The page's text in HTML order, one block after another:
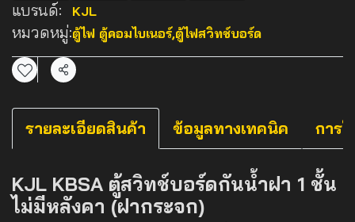
แบรนด์: KJL
หมวดหมู่:ตู้ไฟ ตู้คอมไบเนอร์,ตู้ไฟสวิทช์บอร์ด
แชร์
รายละเอียดสินค้า ข้อมูลทางเทคนิค การ
KJL KBSA ตู้สวิทช์บอร์ดกันน้ำฝา 1 ชั้น
ไม่มีหลังคา (ฝากระจก)